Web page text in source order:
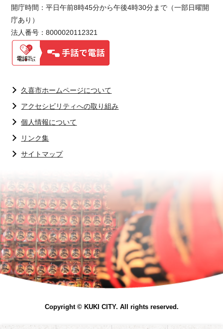
開庁時間：平日午前8時45分から午後4時30分まで（一部日曜開
庁あり）
法人番号：8000020112321
久喜市ホームページについて
アクセシビリティへの取り組み
個人情報について
リンク集
サイトマップ
Copyright © KUKI CITY. All rights reserved.